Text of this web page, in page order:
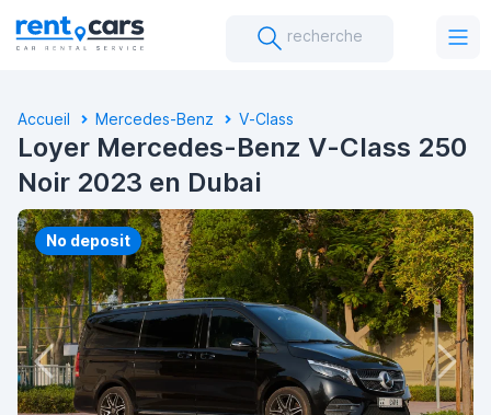
recherche
Accueil Mercedes-Benz V-Class
Loyer Mercedes-Benz V-Class 250
Noir 2023 en Dubai
No deposit